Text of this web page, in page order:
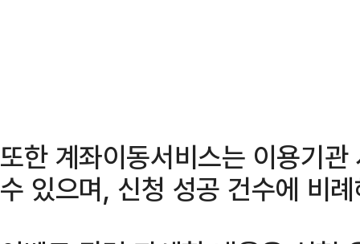
또한 계좌이동서비스는 이용기
수 있으며, 신청 성공 건수에 비